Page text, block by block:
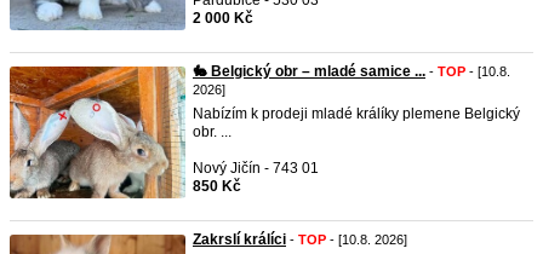
2 000 Kč
🐇 Belgický obr – mladé samice ... - TOP - [10.8.
2026]
Nabízím k prodeji mladé králíky plemene Belgický
obr. ...
Nový Jičín - 743 01
850 Kč
Zakrslí králíci - TOP - [10.8. 2026]